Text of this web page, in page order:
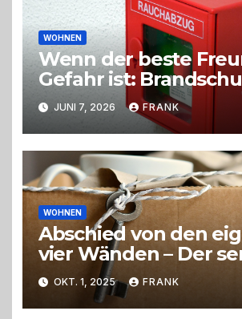
WOHNEN
Wenn der beste
Gefahr ist:
Hunde im eigenen
JUNI 7, 2026 FRANK
WOHNEN
Abschied von den
vier Wänden – Der
Weg beim Umzug ins
Pflegeheim
OKT. 1, 2025 FRANK